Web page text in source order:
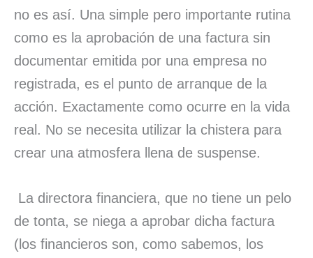
no es así. Una simple pero importante rutina
como es la aprobación de una factura sin
documentar emitida por una empresa no
registrada, es el punto de arranque de la
acción. Exactamente como ocurre en la vida
real. No se necesita utilizar la chistera para
crear una atmosfera llena de suspense.
La directora financiera, que no tiene un pelo
de tonta, se niega a aprobar dicha factura
(los financieros son, como sabemos, los